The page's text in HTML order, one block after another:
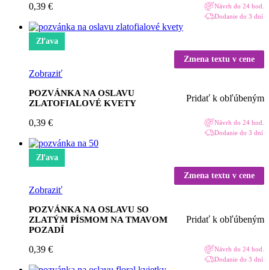
0,39 €
Návrh do 24 hod.
Dodanie do 3 dní
Zľava
Zmena textu v cene
Zobraziť
POZVÁNKA NA OSLAVU
ZLATOFIALOVÉ KVETY
Pridať k obľúbeným
0,39 €
Návrh do 24 hod.
Dodanie do 3 dní
Zľava
Zmena textu v cene
Zobraziť
POZVÁNKA NA OSLAVU SO
ZLATÝM PÍSMOM NA TMAVOM
POZADÍ
Pridať k obľúbeným
0,39 €
Návrh do 24 hod.
Dodanie do 3 dní